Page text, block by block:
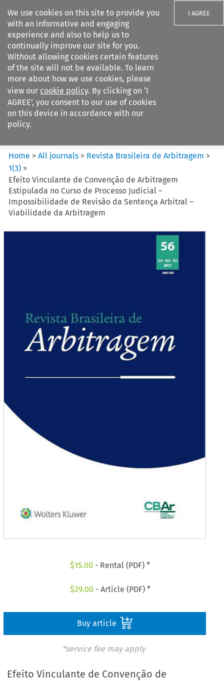
We use cookies on this site to provide you
with an informative and engaging
experience and also to help us to
continually improve our site for you.
Without allowing cookies certain features
of the site will not be available. To learn
more about how we use cookies, please
view our cookie policy. By clicking on ‘I
AGREE’, you consent to our use of cookies
on this device in accordance with our
policy.
I AGREE
Search filters
Revista Brasileira de
Arbitragem
Home >All journals > Revista Brasileira de Arbitragem >
1(3) >
Efeito Vinculante de Convenção de Arbitragem
Estipulada no Curso de Processo Judicial –
Impossibilidade de Revisão da Sentença Arbitral –
Viabilidade da Arbitragem
$15.00 - Rental (PDF) *
$29.00 - Article (PDF) *
Buy article
*service fee may apply
Efeito Vinculante de Convenção de